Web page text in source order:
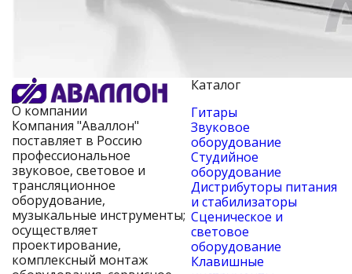
О компании
Компания "Аваллон"
поставляет в Россию
профессиональное
звуковое, световое и
трансляционное
оборудование,
музыкальные инструменты;
осуществляет
проектирование,
комплексный монтаж
Каталог
Гитары
Звуковое
оборудование
Студийное
оборудование
Дистрибуторы питания
и стабилизаторы
Сценическое и
световое
оборудование
Клавишные